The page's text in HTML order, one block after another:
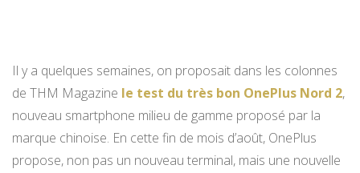
Il y a quelques semaines, on proposait dans les colonnes
de THM Magazine le test du très bon OnePlus Nord 2,
nouveau smartphone milieu de gamme proposé par la
marque chinoise. En cette fin de mois d’août, OnePlus
propose, non pas un nouveau terminal, mais une nouvelle